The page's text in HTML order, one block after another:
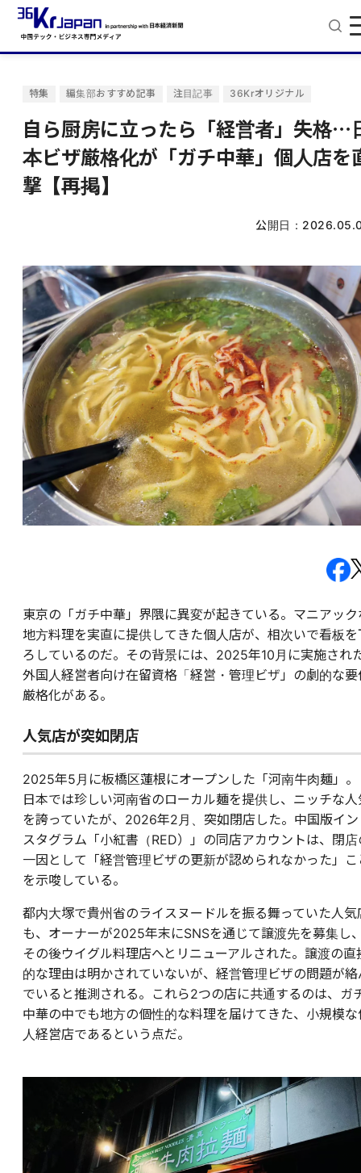
特集 編集部おすすめ記事 注目記事 36Krオリジナル
自ら厨房に立ったら「経営者」失格⋯
本ビザ厳格化が「ガチ中華」個人店を
撃【再掲】
公開日：
東京の「ガチ中華」界隈に異変が起きている。マニアック
地方料理を実直に提供してきた個人店が、相次いで看板を
ろしているのだ。その背景には、2025年10月に実施され
外国人経営者向け在留資格「経営・管理ビザ」の劇的な要
厳格化がある。
人気店が突如閉店
2025年5月に板橋区蓮根にオープンした「河南牛肉麺」。
日本では珍しい河南省のローカル麺を提供し、ニッチな人
を誇っていたが、2026年2月、突如閉店した。中国版イン
スタグラム「小紅書（RED）」の同店アカウントは、閉店
一因として「経営管理ビザの更新が認められなかった」こ
を示唆している。
都内大塚で貴州省のライスヌードルを振る舞っていた人気
も、オーナーが2025年末にSNSを通じて譲渡先を募集し
その後ウイグル料理店へとリニューアルされた。譲渡の直
的な理由は明かされていないが、経営管理ビザの問題が絡
でいると推測される。これら2つの店に共通するのは、ガ
中華の中でも地方の個性的な料理を届けてきた、小規模な
人経営店であるという点だ。